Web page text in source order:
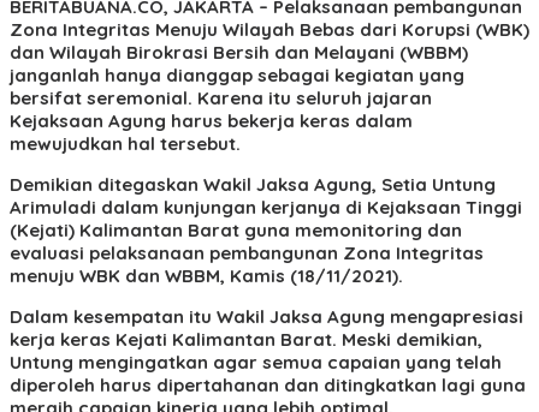
BERITABUANA.CO, JAKARTA – Pelaksanaan pembangunan
Zona Integritas Menuju Wilayah Bebas dari Korupsi (WBK)
dan Wilayah Birokrasi Bersih dan Melayani (WBBM)
janganlah hanya dianggap sebagai kegiatan yang
bersifat seremonial. Karena itu seluruh jajaran
Kejaksaan Agung harus bekerja keras dalam
mewujudkan hal tersebut.
Demikian ditegaskan Wakil Jaksa Agung, Setia Untung
Arimuladi dalam kunjungan kerjanya di Kejaksaan Tinggi
(Kejati) Kalimantan Barat guna memonitoring dan
evaluasi pelaksanaan pembangunan Zona Integritas
menuju WBK dan WBBM, Kamis (18/11/2021).
Dalam kesempatan itu Wakil Jaksa Agung mengapresiasi
kerja keras Kejati Kalimantan Barat. Meski demikian,
Untung mengingatkan agar semua capaian yang telah
diperoleh harus dipertahanan dan ditingkatkan lagi guna